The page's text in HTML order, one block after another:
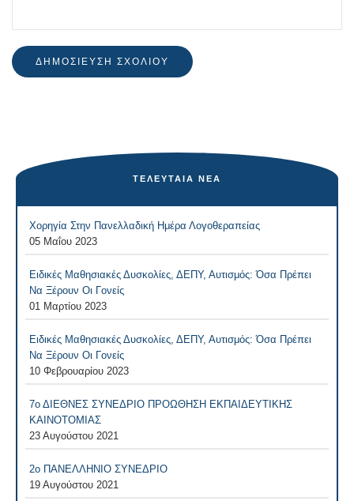
ΤΕΛΕΥΤΑΊΑ ΝΈΑ
Χορηγία Στην Πανελλαδική Ημέρα Λογοθεραπείας
05 Μαΐου 2023
Ειδικές Μαθησιακές Δυσκολίες, ΔΕΠΥ, Αυτισμός: Όσα Πρέπει
Να Ξέρουν Οι Γονείς
01 Μαρτίου 2023
Ειδικές Μαθησιακές Δυσκολίες, ΔΕΠΥ, Αυτισμός: Όσα Πρέπει
Να Ξέρουν Οι Γονείς
10 Φεβρουαρίου 2023
7ο ΔΙΕΘΝΕΣ ΣΥΝΕΔΡΙΟ ΠΡΟΩΘΗΣΗ ΕΚΠΑΙΔΕΥΤΙΚΗΣ
ΚΑΙΝΟΤΟΜΙΑΣ
23 Αυγούστου 2021
2ο ΠΑΝΕΛΛΗΝΙΟ ΣΥΝΕΔΡΙΟ
19 Αυγούστου 2021